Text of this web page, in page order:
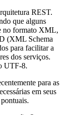
REST.
que alguns
no formato XML,
(XML Schema
para facilitar a
dos serviços.
UTF-8.
para as
em seus